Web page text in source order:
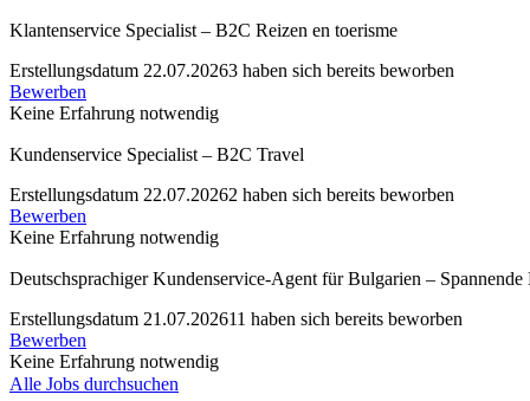
Klantenservice Specialist – B2C Reizen en toerisme
Erstellungsdatum 22.07.20263 haben sich bereits beworben
Bewerben
Keine Erfahrung notwendig
Kundenservice Specialist – B2C Travel
Erstellungsdatum 22.07.20262 haben sich bereits beworben
Bewerben
Keine Erfahrung notwendig
Deutschsprachiger Kundenservice-Agent für Bulgarien –
Erstellungsdatum 21.07.202611 haben sich bereits beworben
Bewerben
Keine Erfahrung notwendig
Alle Jobs durchsuchen